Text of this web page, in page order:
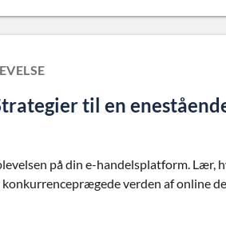
til en
på din e-handelsplatform. Lær,
verden af online